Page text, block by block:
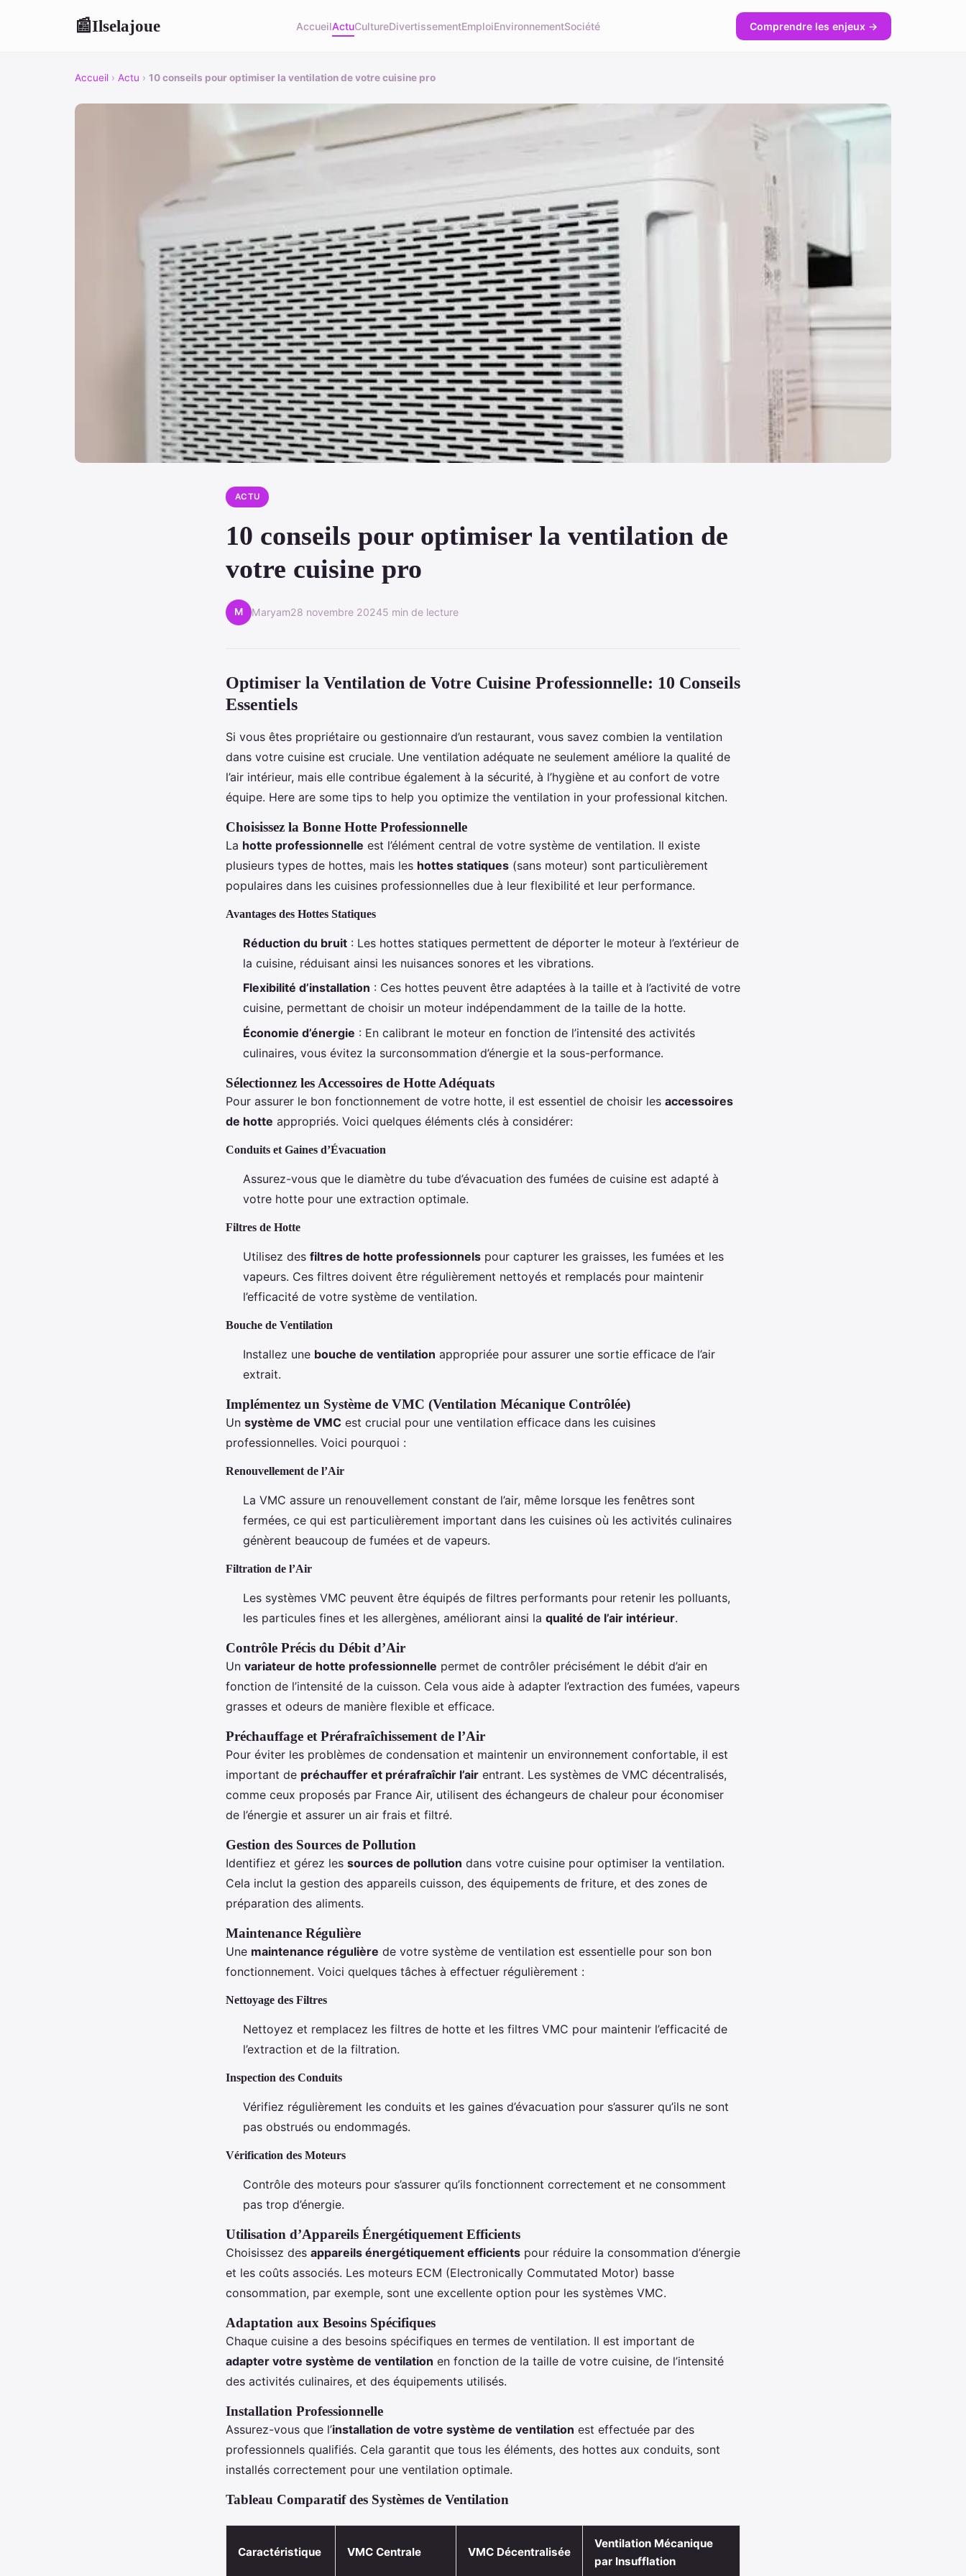
📰Ilselajoue AccueilActuCultureDivertissementEmploiEnvironnementSociété Comprendre les enjeux →
Accueil › Actu › 10 conseils pour optimiser la ventilation de votre cuisine pro
ACTU
10 conseils pour optimiser la ventilation de
votre cuisine pro
M Maryam28 novembre 20245 min de lecture
Optimiser la Ventilation de Votre Cuisine Professionnelle: 10 Conseils
Essentiels
Si vous êtes propriétaire ou gestionnaire d’un restaurant, vous savez combien la ventilation
dans votre cuisine est cruciale. Une ventilation adéquate ne seulement améliore la qualité de
l’air intérieur, mais elle contribue également à la sécurité, à l’hygiène et au confort de votre
équipe. Here are some tips to help you optimize the ventilation in your professional kitchen.
Choisissez la Bonne Hotte Professionnelle
La hotte professionnelle est l’élément central de votre système de ventilation. Il existe
plusieurs types de hottes, mais les hottes statiques (sans moteur) sont particulièrement
populaires dans les cuisines professionnelles due à leur flexibilité et leur performance.
Avantages des Hottes Statiques
Réduction du bruit : Les hottes statiques permettent de déporter le moteur à l’extérieur de
la cuisine, réduisant ainsi les nuisances sonores et les vibrations.
Flexibilité d’installation : Ces hottes peuvent être adaptées à la taille et à l’activité de votre
cuisine, permettant de choisir un moteur indépendamment de la taille de la hotte.
Économie d’énergie : En calibrant le moteur en fonction de l’intensité des activités
culinaires, vous évitez la surconsommation d’énergie et la sous-performance.
Sélectionnez les Accessoires de Hotte Adéquats
Pour assurer le bon fonctionnement de votre hotte, il est essentiel de choisir les accessoires
de hotte appropriés. Voici quelques éléments clés à considérer:
Conduits et Gaines d’Évacuation
Assurez-vous que le diamètre du tube d’évacuation des fumées de cuisine est adapté à
votre hotte pour une extraction optimale.
Filtres de Hotte
Utilisez des filtres de hotte professionnels pour capturer les graisses, les fumées et les
vapeurs. Ces filtres doivent être régulièrement nettoyés et remplacés pour maintenir
l’efficacité de votre système de ventilation.
Bouche de Ventilation
Installez une bouche de ventilation appropriée pour assurer une sortie efficace de l’air
extrait.
Implémentez un Système de VMC (Ventilation Mécanique Contrôlée)
Un système de VMC est crucial pour une ventilation efficace dans les cuisines
professionnelles. Voici pourquoi :
Renouvellement de l’Air
La VMC assure un renouvellement constant de l’air, même lorsque les fenêtres sont
fermées, ce qui est particulièrement important dans les cuisines où les activités culinaires
génèrent beaucoup de fumées et de vapeurs.
Filtration de l’Air
Les systèmes VMC peuvent être équipés de filtres performants pour retenir les polluants,
les particules fines et les allergènes, améliorant ainsi la qualité de l’air intérieur.
Contrôle Précis du Débit d’Air
Un variateur de hotte professionnelle permet de contrôler précisément le débit d’air en
fonction de l’intensité de la cuisson. Cela vous aide à adapter l’extraction des fumées, vapeurs
grasses et odeurs de manière flexible et efficace.
Préchauffage et Prérafraîchissement de l’Air
Pour éviter les problèmes de condensation et maintenir un environnement confortable, il est
important de préchauffer et prérafraîchir l’air entrant. Les systèmes de VMC décentralisés,
comme ceux proposés par France Air, utilisent des échangeurs de chaleur pour économiser
de l’énergie et assurer un air frais et filtré.
Gestion des Sources de Pollution
Identifiez et gérez les sources de pollution dans votre cuisine pour optimiser la ventilation.
Cela inclut la gestion des appareils cuisson, des équipements de friture, et des zones de
préparation des aliments.
Maintenance Régulière
Une maintenance régulière de votre système de ventilation est essentielle pour son bon
fonctionnement. Voici quelques tâches à effectuer régulièrement :
Nettoyage des Filtres
Nettoyez et remplacez les filtres de hotte et les filtres VMC pour maintenir l’efficacité de
l’extraction et de la filtration.
Inspection des Conduits
Vérifiez régulièrement les conduits et les gaines d’évacuation pour s’assurer qu’ils ne sont
pas obstrués ou endommagés.
Vérification des Moteurs
Contrôle des moteurs pour s’assurer qu’ils fonctionnent correctement et ne consomment
pas trop d’énergie.
Utilisation d’Appareils Énergétiquement Efficients
Choisissez des appareils énergétiquement efficients pour réduire la consommation d’énergie
et les coûts associés. Les moteurs ECM (Electronically Commutated Motor) basse
consommation, par exemple, sont une excellente option pour les systèmes VMC.
Adaptation aux Besoins Spécifiques
Chaque cuisine a des besoins spécifiques en termes de ventilation. Il est important de
adapter votre système de ventilation en fonction de la taille de votre cuisine, de l’intensité
des activités culinaires, et des équipements utilisés.
Installation Professionnelle
Assurez-vous que l’installation de votre système de ventilation est effectuée par des
professionnels qualifiés. Cela garantit que tous les éléments, des hottes aux conduits, sont
installés correctement pour une ventilation optimale.
Tableau Comparatif des Systèmes de Ventilation
Caractéristique VMC Centrale VMC Décentralisée
Ventilation Mécanique
par Insufflation